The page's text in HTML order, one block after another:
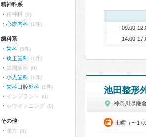
09:00-
14:00-
池田整形
神奈川県鎌
土曜（〜
精神科系
精神科 (0)
心療内科 (1件)
歯科系
歯科 (5件)
矯正歯科 (1件)
歯周病科 (0)
小児歯科 (1件)
歯科口腔外科 (1件)
インプラント (0)
ホワイトニング (0)
その他
漢方 (0)